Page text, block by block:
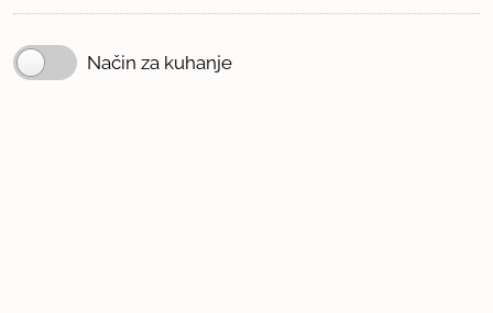
Način za kuhanje